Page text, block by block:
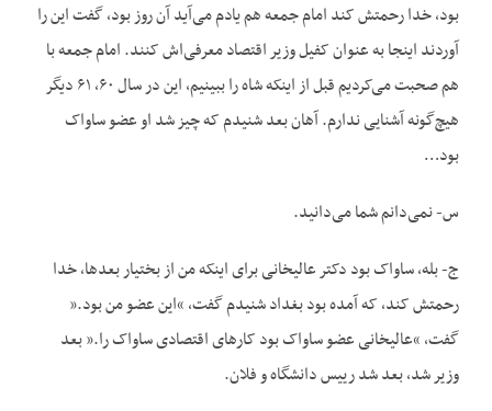
بود، خدا رحمتش کند امام جمعه هم یادم می‌آید آن روز بود، گفت این را
آوردند اینجا به عنوان کفیل وزیر اقتصاد معرفی‌اش کنند. امام جمعه با
هم صحبت می‌کردیم قبل از اینکه شاه را ببینیم، این در سال ۶۰، ۶۱ دیگر
هیچ‌گونه آشنایی ندارم. آهان بعد شنیدم که چیز شد او عضو ساواک
بود…
س- نمی‌دانم شما می‌دانید.
ج- بله، ساواک بود دکتر عالیخانی برای اینکه من از بختیار بعدها، خدا
رحمتش کند، که آمده بود بغداد شنیدم گفت، “این عضو من بود.”
گفت، “عالیخانی عضو ساواک بود کار‌های اقتصادی ساواک را.” بعد
وزیر شد، بعد شد رییس دانشگاه و فلان.